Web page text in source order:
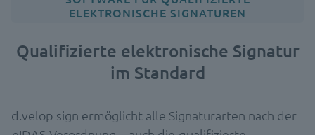
ELEKTRONISCHE SIGNATUREN
Qualifizierte elektronische Signatur
im Standard
d.velop sign ermöglicht alle Signaturarten nach der